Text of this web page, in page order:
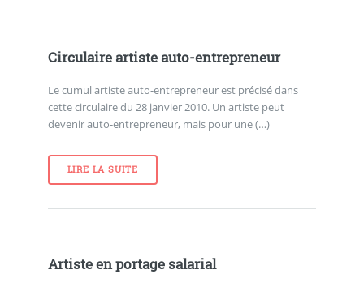
Circulaire artiste auto-entrepreneur
Le cumul artiste auto-entrepreneur est précisé dans
cette circulaire du 28 janvier 2010. Un artiste peut
devenir auto-entrepreneur, mais pour une (…)
LIRE LA SUITE
Artiste en portage salarial